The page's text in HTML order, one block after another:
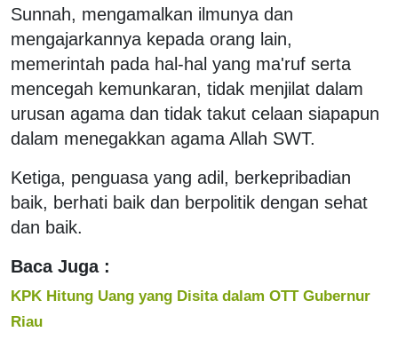
Sunnah, mengamalkan ilmunya dan
mengajarkannya kepada orang lain,
memerintah pada hal-hal yang ma'ruf serta
mencegah kemunkaran, tidak menjilat dalam
urusan agama dan tidak takut celaan siapapun
dalam menegakkan agama Allah SWT.
Ketiga, penguasa yang adil, berkepribadian
baik, berhati baik dan berpolitik dengan sehat
dan baik.
Baca Juga :
KPK Hitung Uang yang Disita dalam OTT Gubernur
Riau